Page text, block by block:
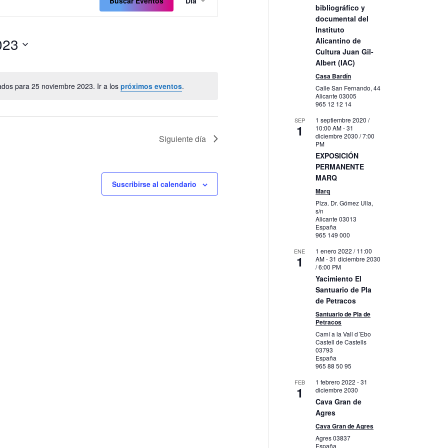
Aviso
para 25 noviembre 2023. Ir a lospróximos eventos.
Siguiente día
Suscribirse al calendario
bibliográfico y
documental del
Instituto
Alicantino de
Cultura Juan Gil-
Albert (IAC)
Casa Bardín
Calle San Fernando, 44
Alicante03005
965 12 12 14
SEP
1
1 septiembre 2020 /
10:00 AM-31
diciembre 2030 / 7:00
PM
EXPOSICIÓN
PERMANENTE
MARQ
Marq
Plza. Dr. Gómez Ulla,
s/n
Alicante03013
España
965 149 000
ENE
1
1 enero 2022 / 11:00
AM-31 diciembre 2030
/ 6:00 PM
Yacimiento El
Santuario de Pla
de Petracos
Santuario de Pla de
Petracos
Camí a la Vall d´Ebo
Castell de Castells
03793
España
965 88 50 95
FEB
1
1 febrero 2022 -31
diciembre 2030
Cava Gran de
Agres
Cava Gran de Agres
Agres03837
España